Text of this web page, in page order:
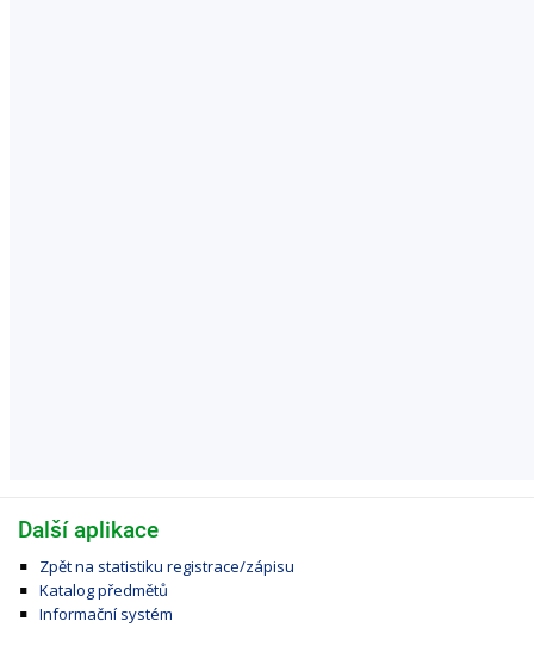
Další aplikace
Zpět na statistiku registrace/zápisu
Katalog předmětů
Informační systém